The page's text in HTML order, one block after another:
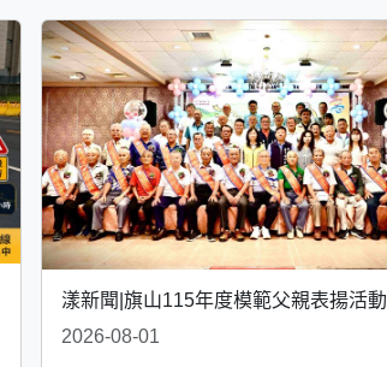
漾新聞|旗山115年度模範父親表揚活動
2026-08-01